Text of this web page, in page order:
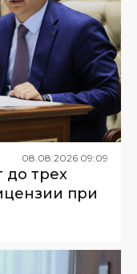
08.08.2026 09:09
до трех
при